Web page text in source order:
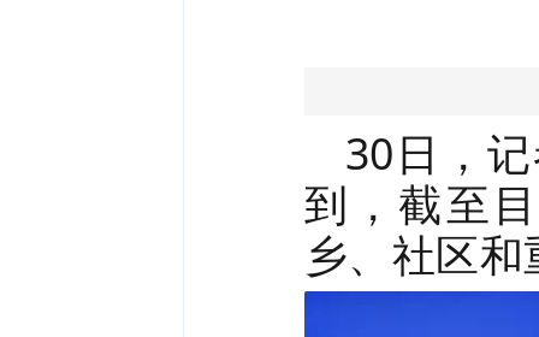
30日，
到，截至
乡、社区